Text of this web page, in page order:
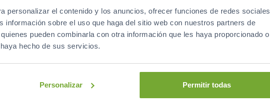
personalizar el contenido y los anuncios, ofrecer funciones de redes sociales
información sobre el uso que haga del sitio web con nuestros partners de
pueden combinarla con otra información que les haya proporcionado o
hecho de sus servicios.
Personalizar Permitir todas
en recibir las nuevas entradas
de coches similares
TOYOTA GT86.